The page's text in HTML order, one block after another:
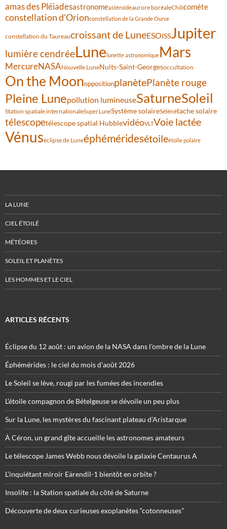
amas des Pléiadesastronomeastéroïdeaurore boréaleChilicomète
constellation d'Orionconstellation de la Grande Ourse
constellation du Taureaucroissant de LuneESOISSJupiter
lumière cendréeLunelunette astronomiqueMars
MercureNASANouvelle LuneNuits-Saint-Georgesoccultation
On the MoonoppositionplanètePlanète rouge
Pleine Lunepollution lumineuseSaturneSoleil
Station spatiale internationaleSuper LuneSystème solaireSélénétache solaire
télescopetélescope spatial HubblevidéoVLTVoie lactée
Vénuséclipse de Luneéphéméridesétoileétoile polaire
LA LUNE
CIEL ÉTOILÉ
MÉTÉORES
SOLEIL ET PLANÈTES
LES HOMMES ET LE CIEL
ARTICLES RÉCENTS
Éclipse du 12 août : un avion de la NASA dans l’ombre de la Lune
Éphémérides : le ciel du mois d’août 2026
Le Soleil se lève, rougi par les fumées des incendies
L’étoile compagnon de Bételgeuse se dévoile un peu plus
Sur la Lune, les mystères du fascinant plateau d’Aristarque
À Céron, un grand gîte accueille les astronomes amateurs
Le télescope James Webb nous dévoile la galaxie Centaurus A
L’inquiétant miroir Eärendil-1 bientôt en orbite ?
Insolite : la Station spatiale du côté de Saturne
Découverte de deux curieuses exoplanètes “cotonneuses”